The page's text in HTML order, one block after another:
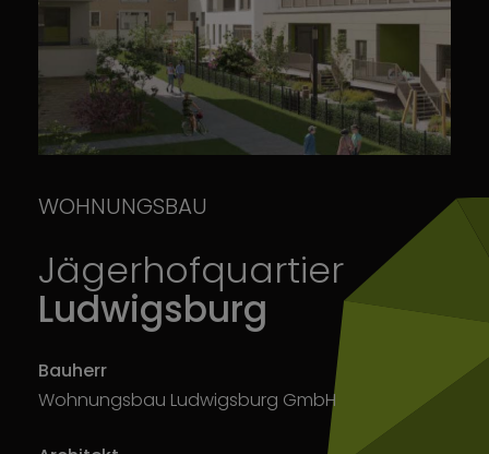
WOHNUNGSBAU
Jägerhofquartier
Ludwigsburg
Bauherr
Wohnungsbau Ludwigsburg GmbH